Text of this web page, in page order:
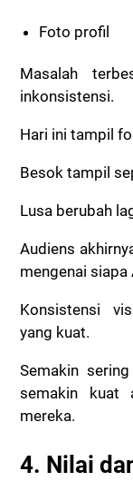
Foto profil
Masalah
inkonsistensi.
Hari ini tampil
Besok tampil
Lusa berubah
Audiens
mengenai siapa
Konsistensi
yang kuat.
Semakin
semakin kuat
mereka.
4. Nilai